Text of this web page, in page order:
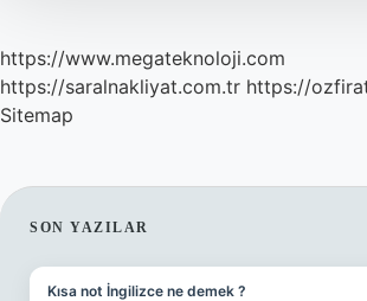
https://www.megateknoloji.com
https://saralnakliyat.com.tr https://
Sitemap
SIDEBAR
SON YAZILAR
Kısa not İngilizce ne demek ?